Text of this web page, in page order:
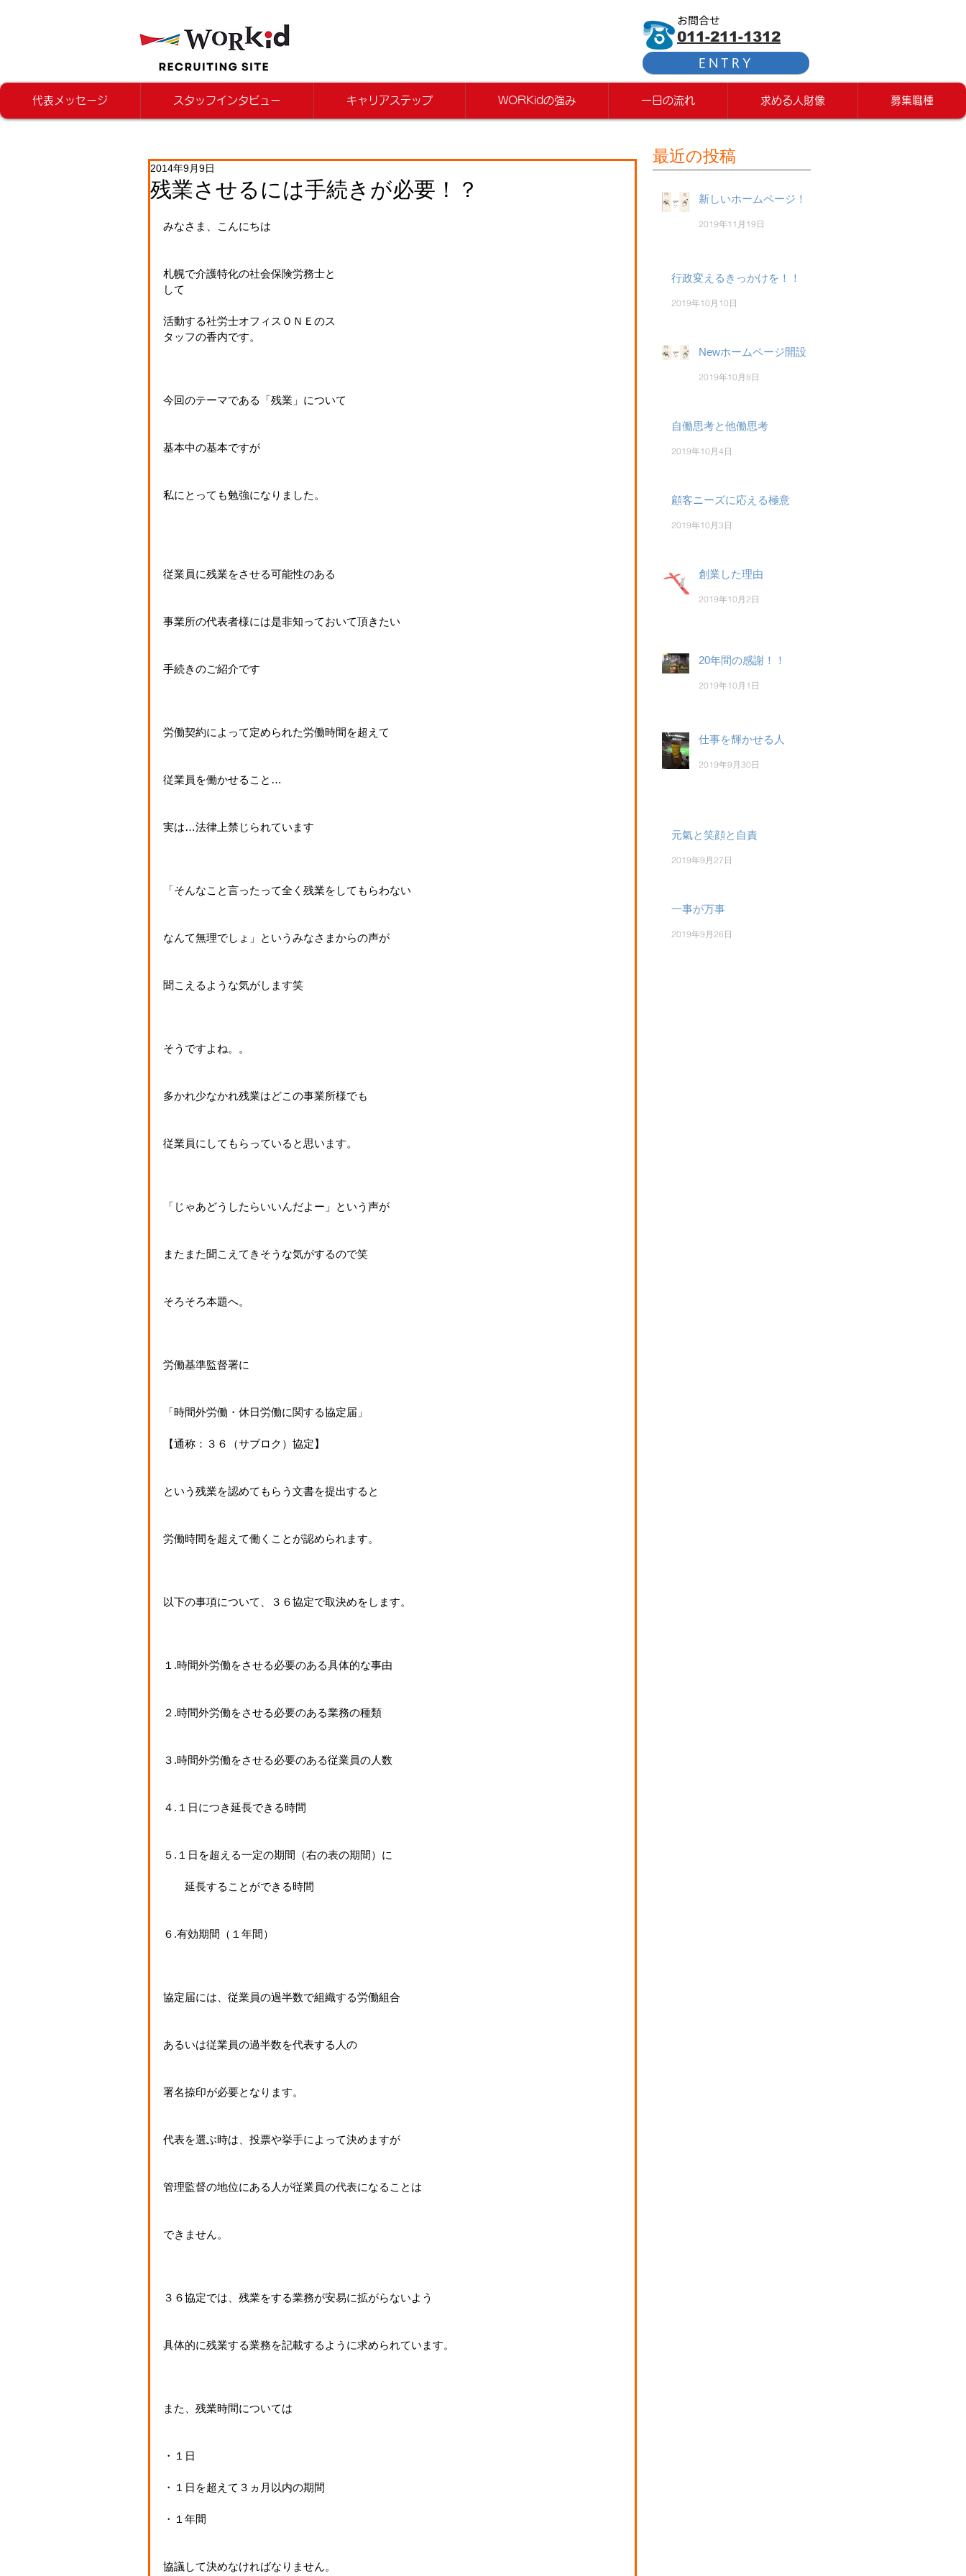
お問合せ
011-211-1312
ENTRY
代表メッセージ スタッフインタビュー キャリアステップ WORKidの強み 一日の流れ 求める人財像 募集職種
残業させるには手続きが必要！？
2014年9月9日
みなさま、こんにちは
札幌で介護特化の社会保険労務士と
して
活動する社労士オフィスＯＮＥのス
タッフの香内です。
今回のテーマである「残業」について
基本中の基本ですが
私にとっても勉強になりました。
従業員に残業をさせる可能性のある
事業所の代表者様には是非知っておいて頂きたい
手続きのご紹介です
労働契約によって定められた労働時間を超えて
従業員を働かせること…
実は…法律上禁じられています
「そんなこと言ったって全く残業をしてもらわない
なんて無理でしょ」というみなさまからの声が
聞こえるような気がします笑
そうですよね。。
多かれ少なかれ残業はどこの事業所様でも
従業員にしてもらっていると思います。
「じゃあどうしたらいいんだよー」という声が
またまた聞こえてきそうな気がするので笑
そろそろ本題へ。
労働基準監督署に
「時間外労働・休日労働に関する協定届」
【通称：３６（サブロク）協定】
という残業を認めてもらう文書を提出すると
労働時間を超えて働くことが認められます。
以下の事項について、３６協定で取決めをします。
１.時間外労働をさせる必要のある具体的な事由
２.時間外労働をさせる必要のある業務の種類
３.時間外労働をさせる必要のある従業員の人数
４.１日につき延長できる時間
５.１日を超える一定の期間（右の表の期間）に
延長することができる時間
６.有効期間（１年間）
協定届には、従業員の過半数で組織する労働組合
あるいは従業員の過半数を代表する人の
署名捺印が必要となります。
代表を選ぶ時は、投票や挙手によって決めますが
管理監督の地位にある人が従業員の代表になることは
できません。
３６協定では、残業をする業務が安易に拡がらないよう
具体的に残業する業務を記載するように求められています。
また、残業時間については
・１日
・１日を超えて３ヵ月以内の期間
・１年間
協議して決めなければなりません。
最近の投稿
新しいホームページ！
2019年11月19日
行政変えるきっかけを！！
2019年10月10日
Newホームページ開設
2019年10月8日
自働思考と他働思考
2019年10月4日
顧客ニーズに応える極意
2019年10月3日
創業した理由
2019年10月2日
20年間の感謝！！
2019年10月1日
仕事を輝かせる人
2019年9月30日
元氣と笑顔と自責
2019年9月27日
一事が万事
2019年9月26日